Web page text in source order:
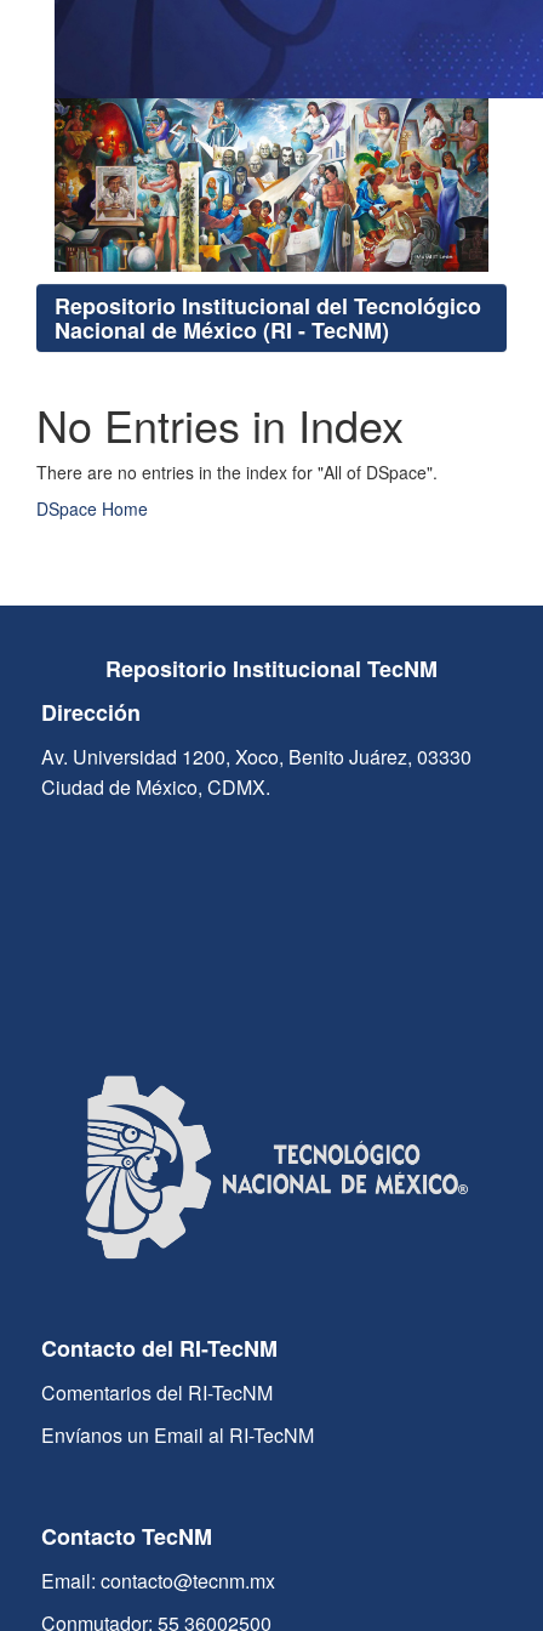
Repositorio Institucional del Tecnológico
Nacional de México (RI - TecNM)
No Entries in Index
There are no entries in the index for "All of DSpace".
DSpace Home
Repositorio Institucional TecNM
Dirección
Av. Universidad 1200, Xoco, Benito Juárez, 03330
Ciudad de México, CDMX.
Contacto del RI-TecNM
Comentarios del RI-TecNM
Envíanos un Email al RI-TecNM
Contacto TecNM
Email: contacto@tecnm.mx
Conmutador: 55 36002500